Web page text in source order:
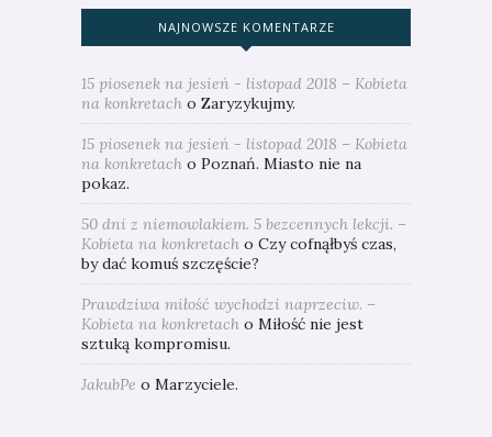
NAJNOWSZE KOMENTARZE
15 piosenek na jesień - listopad 2018 – Kobieta
na konkretach o Zaryzykujmy.
15 piosenek na jesień - listopad 2018 – Kobieta
na konkretach o Poznań. Miasto nie na
pokaz.
50 dni z niemowlakiem. 5 bezcennych lekcji. –
Kobieta na konkretach o Czy cofnąłbyś czas,
by dać komuś szczęście?
Prawdziwa miłość wychodzi naprzeciw. –
Kobieta na konkretach o Miłość nie jest
sztuką kompromisu.
JakubPe o Marzyciele.